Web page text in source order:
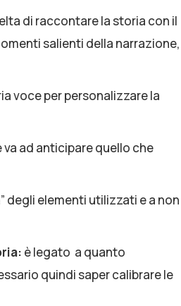
di raccontare la storia con il
salienti della narrazione,
voce per personalizzare la
ad anticipare quello che
degli elementi utilizzati e a non
è legato a quanto
quindi saper calibrare le